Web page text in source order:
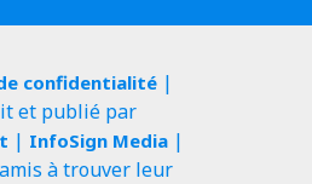
confidentialité|
et publié par
| InfoSign Media|
à trouver leur